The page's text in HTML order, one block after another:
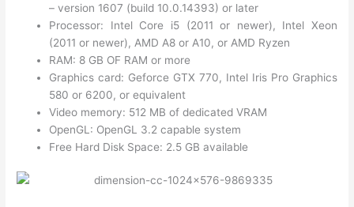
– version 1607 (build 10.0.14393) or later
Processor: Intel Core i5 (2011 or newer), Intel Xeon
(2011 or newer), AMD A8 or A10, or AMD Ryzen
RAM: 8 GB OF RAM or more
Graphics card: Geforce GTX 770, Intel Iris Pro Graphics
580 or 6200, or equivalent
Video memory: 512 MB of dedicated VRAM
OpenGL: OpenGL 3.2 capable system
Free Hard Disk Space: 2.5 GB available